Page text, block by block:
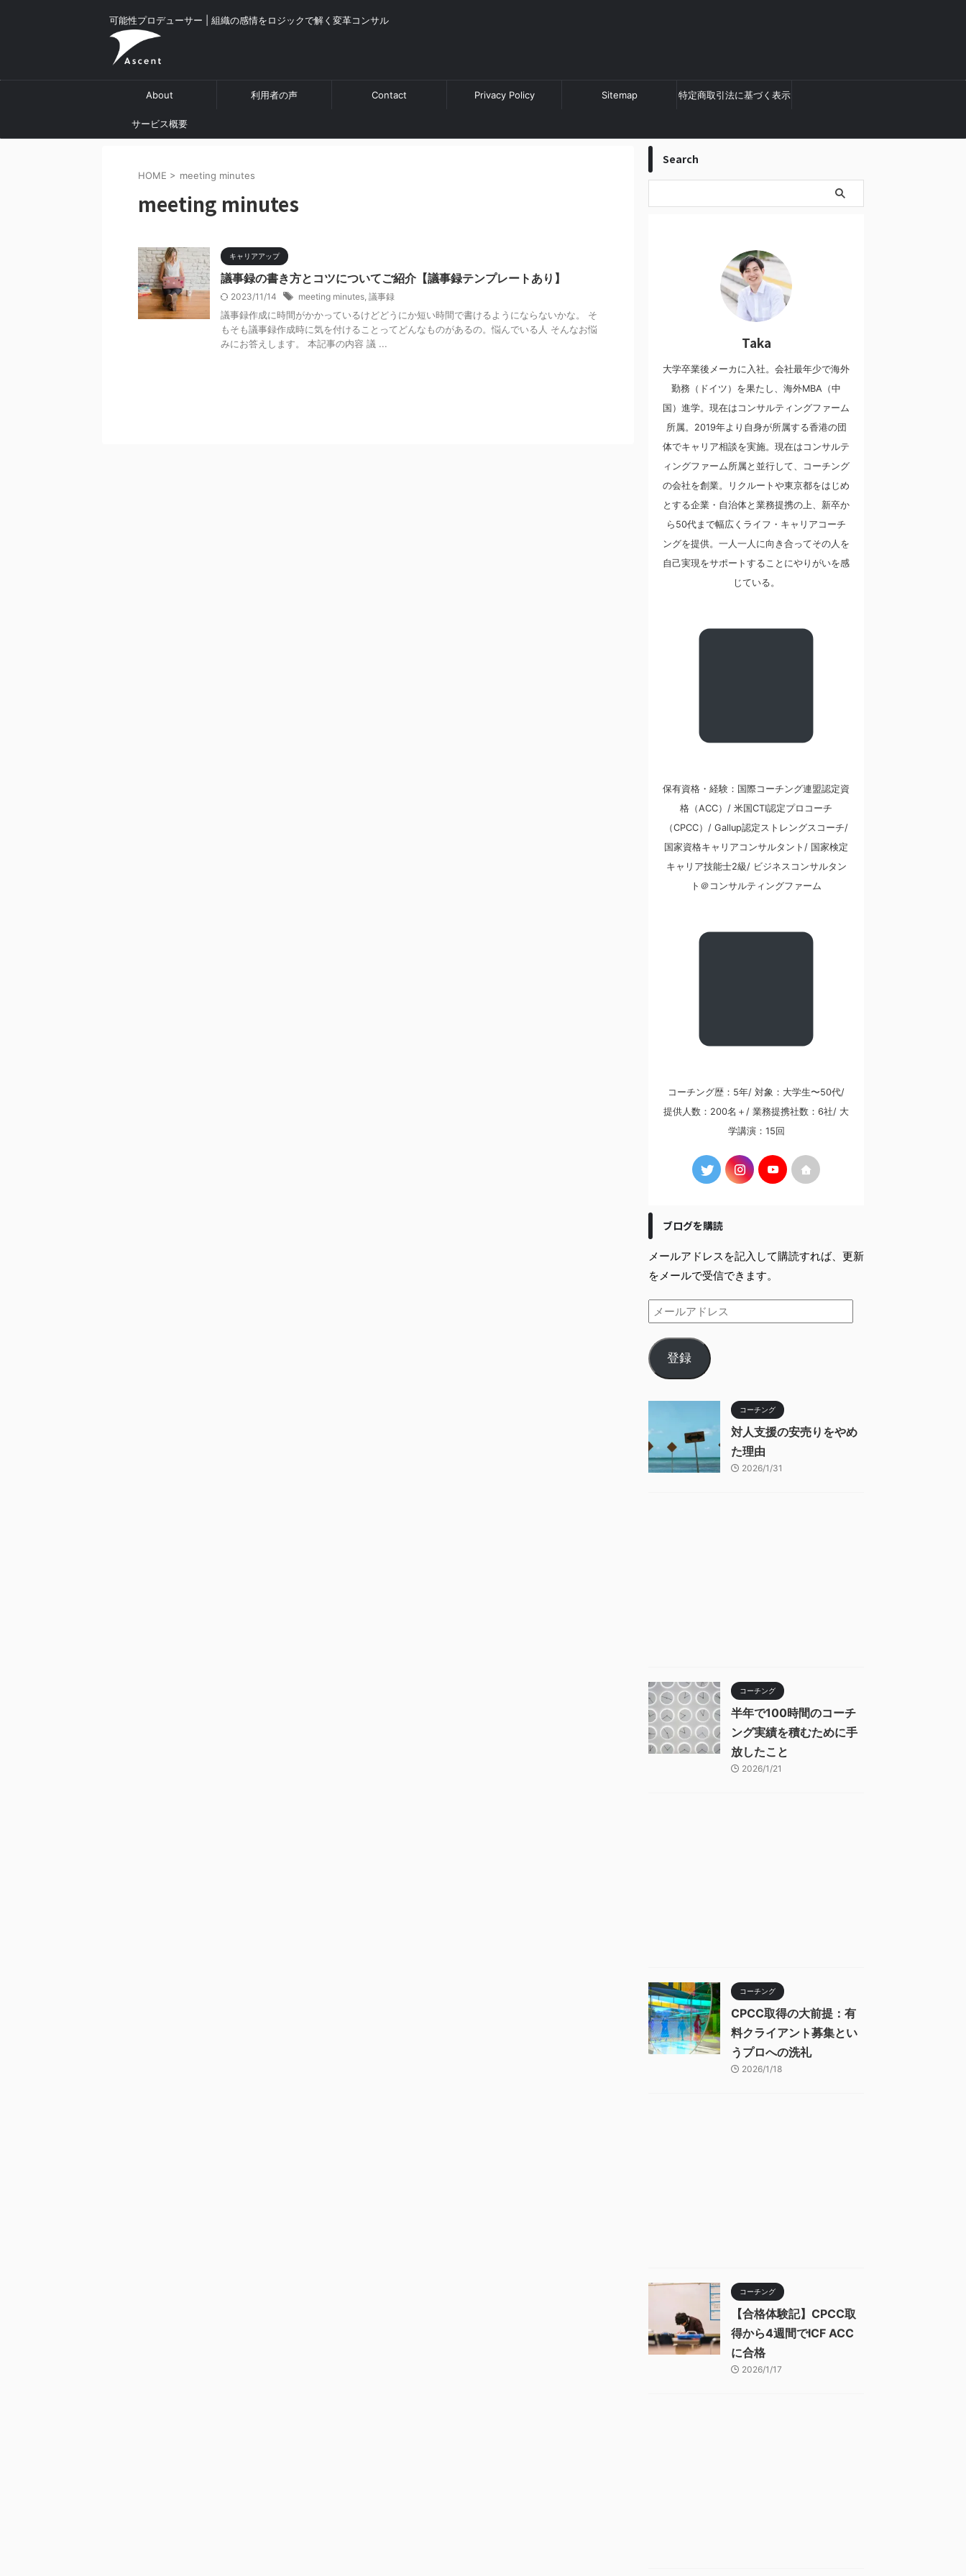
可能性プロデューサー | 組織の感情をロジックで解く変革コンサル
About 利用者の声 Contact Privacy Policy Sitemap 特定商取引法に基づく表示
サービス概要
HOME > meeting minutes
meeting minutes
キャリアアップ
議事録の書き方とコツについてご紹介【議事録テンプレートあり】
2023/11/14 meeting minutes, 議事録
議事録作成に時間がかかっているけどどうにか短い時間で書けるようにならないかな。 そ
もそも議事録作成時に気を付けることってどんなものがあるの。悩んでいる人 そんなお悩
みにお答えします。 本記事の内容 議 ...
Search
Taka
大学卒業後メーカに入社。会社最年少で海外
勤務（ドイツ）を果たし、海外MBA（中
国）進学。現在はコンサルティングファーム
所属。2019年より自身が所属する香港の団
体でキャリア相談を実施。現在はコンサルテ
ィングファーム所属と並行して、コーチング
の会社を創業。リクルートや東京都をはじめ
とする企業・自治体と業務提携の上、新卒か
ら50代まで幅広くライフ・キャリアコーチ
ングを提供。一人一人に向き合ってその人を
自己実現をサポートすることにやりがいを感
じている。
保有資格・経験：国際コーチング連盟認定資
格（ACC）/ 米国CTI認定プロコーチ
（CPCC）/ Gallup認定ストレングスコーチ/
国家資格キャリアコンサルタント/ 国家検定
キャリア技能士2級/ ビジネスコンサルタン
ト＠コンサルティングファーム
コーチング歴：5年/ 対象：大学生〜50代/
提供人数：200名＋/ 業務提携社数：6社/ 大
学講演：15回
ブログを購読
メールアドレスを記入して購読すれば、更新
をメールで受信できます。
登録
コーチング
対人支援の安売りをやめ
た理由
2026/1/31
コーチング
半年で100時間のコーチ
ング実績を積むために手
放したこと
2026/1/21
コーチング
CPCC取得の大前提：有
料クライアント募集とい
うプロへの洗礼
2026/1/18
コーチング
【合格体験記】CPCC取
得から4週間でICF ACC
に合格
2026/1/17